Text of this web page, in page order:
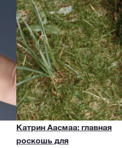
Катрин Аасмаа: главная
роскошь для